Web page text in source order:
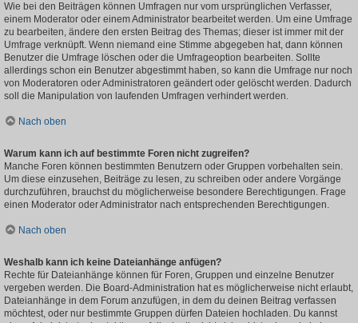
Wie bei den Beiträgen können Umfragen nur vom ursprünglichen Verfasser,
einem Moderator oder einem Administrator bearbeitet werden. Um eine Umfrage
zu bearbeiten, ändere den ersten Beitrag des Themas; dieser ist immer mit der
Umfrage verknüpft. Wenn niemand eine Stimme abgegeben hat, dann können
Benutzer die Umfrage löschen oder die Umfrageoption bearbeiten. Sollte
allerdings schon ein Benutzer abgestimmt haben, so kann die Umfrage nur noch
von Moderatoren oder Administratoren geändert oder gelöscht werden. Dadurch
soll die Manipulation von laufenden Umfragen verhindert werden.
Nach oben
Warum kann ich auf bestimmte Foren nicht zugreifen?
Manche Foren können bestimmten Benutzern oder Gruppen vorbehalten sein.
Um diese einzusehen, Beiträge zu lesen, zu schreiben oder andere Vorgänge
durchzuführen, brauchst du möglicherweise besondere Berechtigungen. Frage
einen Moderator oder Administrator nach entsprechenden Berechtigungen.
Nach oben
Weshalb kann ich keine Dateianhänge anfügen?
Rechte für Dateianhänge können für Foren, Gruppen und einzelne Benutzer
vergeben werden. Die Board-Administration hat es möglicherweise nicht erlaubt,
Dateianhänge in dem Forum anzufügen, in dem du deinen Beitrag verfassen
möchtest, oder nur bestimmte Gruppen dürfen Dateien hochladen. Du kannst